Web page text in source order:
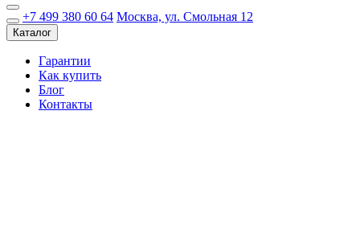
+7 499 380 60 64 Москва, ул. Смольная 12
Каталог
Гарантии
Как купить
Блог
Контакты